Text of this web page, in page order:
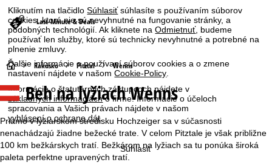
Kliknutím na tlačidloSúhlasiťsúhlasíte s používaním súborov
cookies, ktoré nie sú nevyhnutné na fungovanie stránky, a
podobných technológií. Ak kliknete naOdmietnuť, budeme
používať len služby, ktoré sú technicky nevyhnutné a potrebné na
plnenie zmluvy.
Ďalšie informácie o používaní súborov cookies a o zmene
nastavení nájdete v našomCookie-Policy
Informácie o štatutárnych zástupcoch nájdete v
základných informáciácho firme. Informácie o účeloch
spracovania a Vašich právach nájdete v našom
vyhlásení o ochrane dát.
Súhlasiť
Last-Minute & Deals
H
l
a
v
Rakúsko Pitztal Wenns
Beh na lyžiach Wenns
Priamo v lyžiarskom stredisku Hochzeiger sa v súčasnosti
nenachádzajú žiadne bežecké trate. V celom Pitztale je však približne
100 km bežkárskych tratí. Bežkárom na lyžiach sa tu ponúka široká
paleta perfektne upravených tratí.